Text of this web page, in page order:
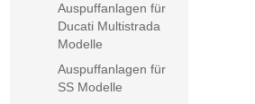
Auspuffanlagen für
Ducati Multistrada
Modelle
Auspuffanlagen für
SS Modelle